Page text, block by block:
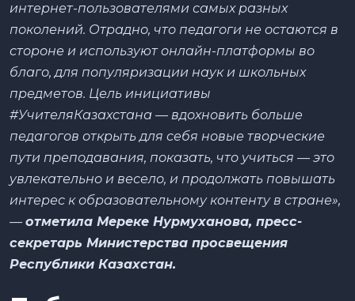
интернет-пользователями самых разных
поколений. Отрадно, что педагоги не остаются в
стороне и используют онлайн-платформы во
благо, для популяризации наук и школьных
предметов. Цель инициативы
#УчителяКазахстана — вдохновить больше
педагогов открыть для себя новые творческие
пути преподавания, показать, что учиться — это
увлекательно и весело, и продолжать повышать
интерес к образовательному контенту в стране»,
— отметила Мереке Нурмуханова, пресс-
секретарь Министерства просвещения
Республики Казахстан.